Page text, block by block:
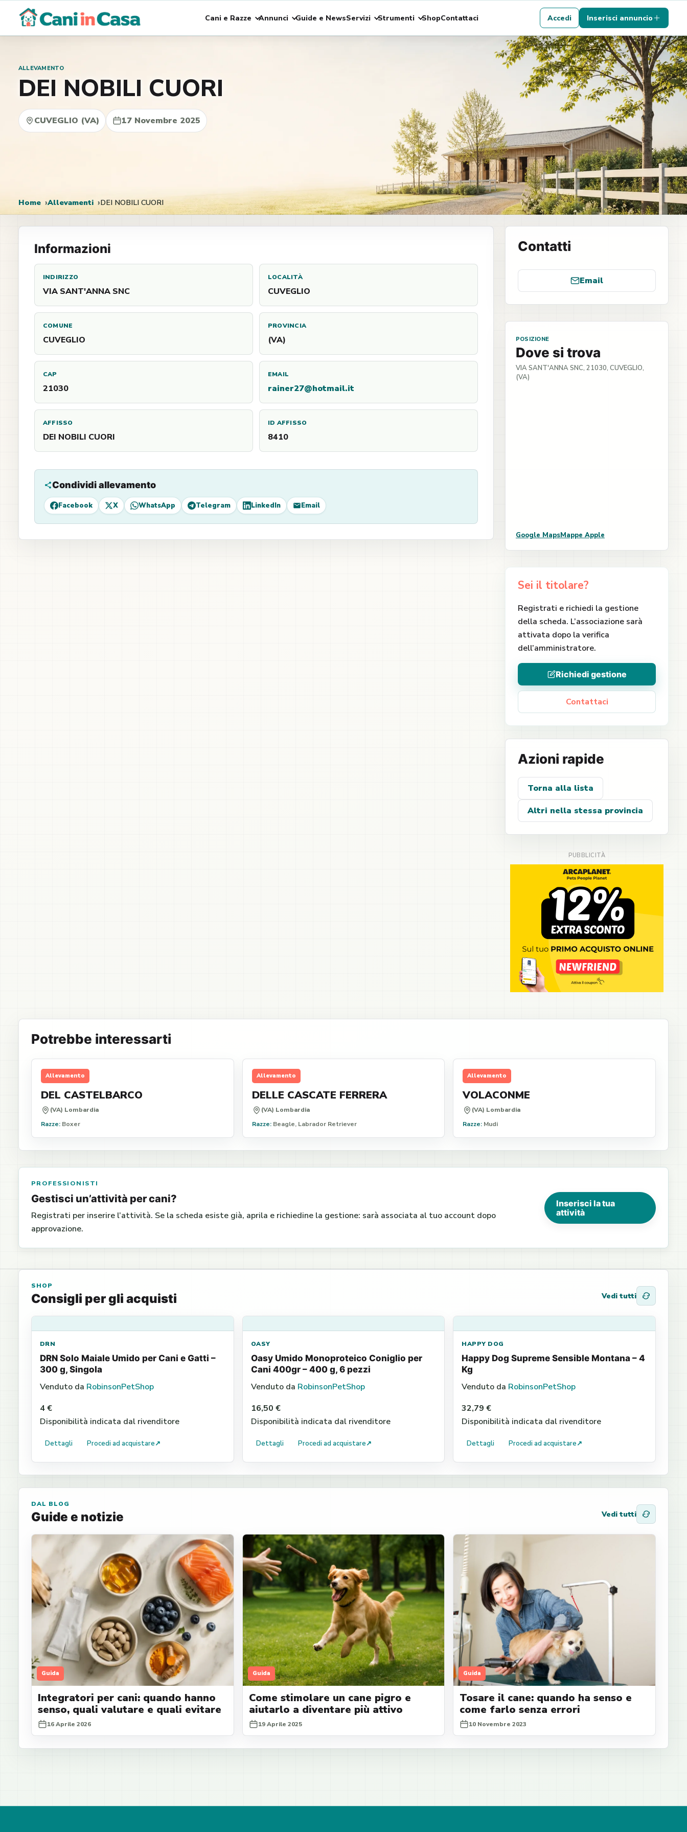
contenuto
Cani e Razze Annunci Guide e NewsServizi Strumenti ShopContattaci Accedi Inserisci annuncio
ALLEVAMENTO
DEI NOBILI CUORI
CUVEGLIO (VA) 17 Novembre 2025
Home Allevamenti DEI NOBILI CUORI
Informazioni
INDIRIZZO
VIA SANT'ANNA SNC
LOCALITÀ
CUVEGLIO
COMUNE
CUVEGLIO
PROVINCIA
(VA)
CAP
21030
EMAIL
rainer27@hotmail.it
AFFISSO
DEI NOBILI CUORI
ID AFFISSO
8410
Condividi allevamento
Facebook X WhatsApp Telegram LinkedIn Email
Contatti
Email
POSIZIONE
Dove si trova
VIA SANT'ANNA SNC, 21030, CUVEGLIO,
(VA)
Google MapsMappe Apple
Sei il titolare?
Registrati e richiedi la gestione
della scheda. L’associazione sarà
attivata dopo la verifica
dell’amministratore.
Richiedi gestione
Contattaci
Azioni rapide
Torna alla lista
Altri nella stessa provincia
Potrebbe interessarti
Allevamento
DEL CASTELBARCO
(VA) Lombardia
Razze: Boxer
Allevamento
DELLE CASCATE FERRERA
(VA) Lombardia
Razze:Beagle, Labrador Retriever
Allevamento
VOLACONME
(VA) Lombardia
Razze: Mudi
PROFESSIONISTI
Gestisci un’attività per cani?
Registrati per inserire l’attività. Se la scheda esiste già, aprila e richiedine la gestione: sarà associata al tuo account dopo
approvazione.
Inserisci la tua
attività
SHOP
Consigli per gli acquisti Vedi tutti
DRN
DRN Solo Maiale Umido per Cani e Gatti –
300 g, Singola
Venduto da RobinsonPetShop
4 €
Disponibilità indicata dal rivenditore
Dettagli Procedi ad acquistare↗
OASY
Oasy Umido Monoproteico Coniglio per
Cani 400gr – 400 g, 6 pezzi
Venduto da RobinsonPetShop
16,50 €
Disponibilità indicata dal rivenditore
Dettagli Procedi ad acquistare↗
HAPPY DOG
Happy Dog Supreme Sensible Montana – 4
Kg
Venduto da RobinsonPetShop
32,79 €
Disponibilità indicata dal rivenditore
Dettagli Procedi ad acquistare↗
DAL BLOG
Guide e notizie Vedi tutti
Guida
Integratori per cani: quando hanno
senso, quali valutare e quali evitare
16 Aprile 2026
Guida
Come stimolare un cane pigro e
aiutarlo a diventare più attivo
19 Aprile 2025
Guida
Tosare il cane: quando ha senso e
come farlo senza errori
10 Novembre 2023